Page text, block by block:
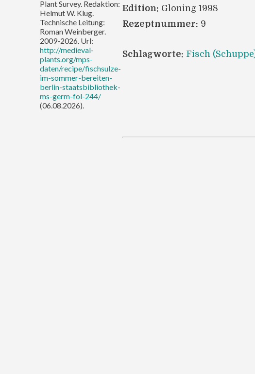
Edition: Gloning 1998
Rezeptnummer: 9
Schlagworte: Fisch
Plant Survey. Redaktion:
Helmut W. Klug.
Technische Leitung:
Roman Weinberger.
2009-2026. Url:
http://medieval-
plants.org/mps-
daten/recipe/fischsulze-
im-sommer-bereiten-
berlin-staatsbibliothek-
ms-germ-fol-244/
(06.08.2026).